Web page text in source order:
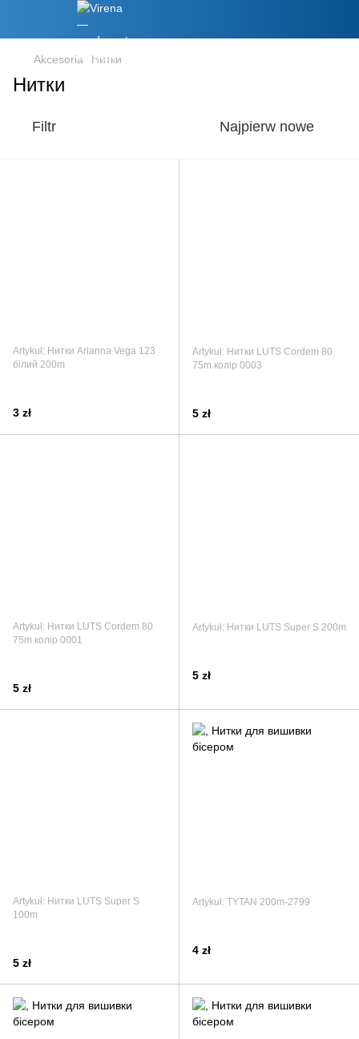
Akcesoria Нитки
Нитки
Filtr Najpierw nowe
Artykuł: Нитки Arianna Vega 123
білий 200m
3 zł
Artykuł: Нитки LUTS Cordem 80
75m колір 0003
5 zł
Artykuł: Нитки LUTS Cordem 80
75m колір 0001
5 zł
Artykuł: Нитки LUTS Super S 200m
5 zł
Artykuł: Нитки LUTS Super S
100m
5 zł
Artykuł: TYTAN 200m-2799
4 zł